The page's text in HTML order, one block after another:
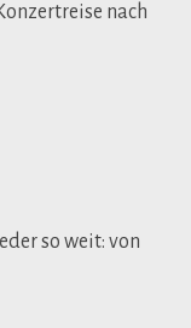
nach
so weit: von